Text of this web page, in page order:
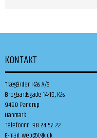
KONTAKT
Trægården Kås A/S
Brogaardsgade 14-19, Kås
9490 Pandrup
Danmark
Telefonnr.: 98 24 52 22
E-mail:web@tgk.dk